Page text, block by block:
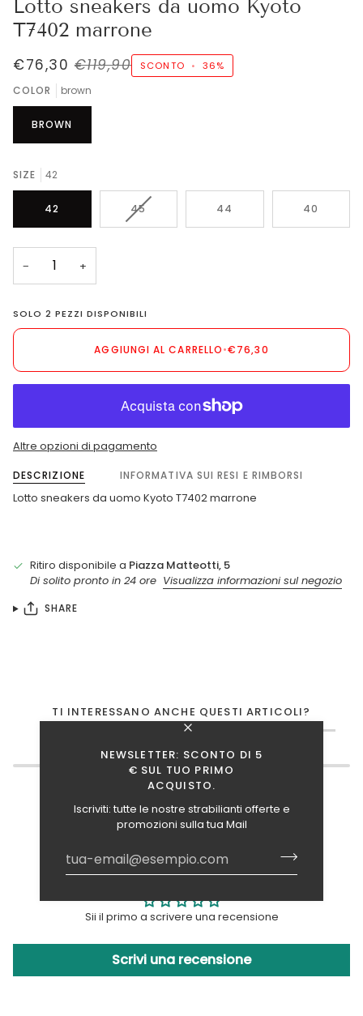
NEWSLETTER: SCONTO DI 5
€ SUL TUO PRIMO
ACQUISTO.
Iscriviti: tutte le nostre strabilianti offerte e
promozioni sulla tua Mail
Lotto sneakers da uomo Kyoto
T7402 marrone
€76,30 €119,90 SCONTO • 36%
COLOR brown
BROWN
SIZE 42
42 45VARIANTE
44 40
− +
SOLO2 PEZZI DISPONIBILI
AGGIUNGI AL CARRELLO•€76,30
Altre opzioni di pagamento
DESCRIZIONE INFORMATIVA SUI RESI E RIMBORSI
Lotto sneakers da uomo Kyoto T7402 marrone
Ritiro disponibile a Piazza Matteotti, 5
Di solito pronto in 24 ore Visualizza informazioni sul negozio
SHARE
TI INTERESSANO ANCHE QUESTI ARTICOLI?
Recensioni Clienti
Sii il primo a scrivere una recensione
Scrivi una recensione